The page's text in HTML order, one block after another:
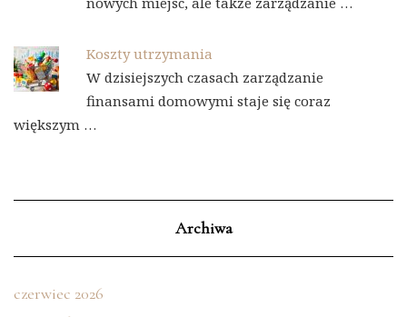
Koszty utrzymania
W dzisiejszych czasach zarządzanie
finansami domowymi staje się coraz
większym …
Archiwa
czerwiec 2026